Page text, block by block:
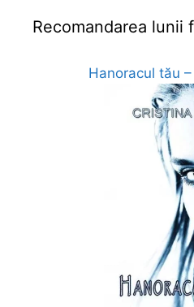
Recomandarea lunii
Hanoracul tău